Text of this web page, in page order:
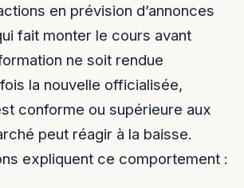
en prévision d’annonces
fait monter le cours avant
ne soit rendue
la nouvelle officialisée,
conforme ou supérieure aux
peut réagir à la baisse.
expliquent ce comportement :